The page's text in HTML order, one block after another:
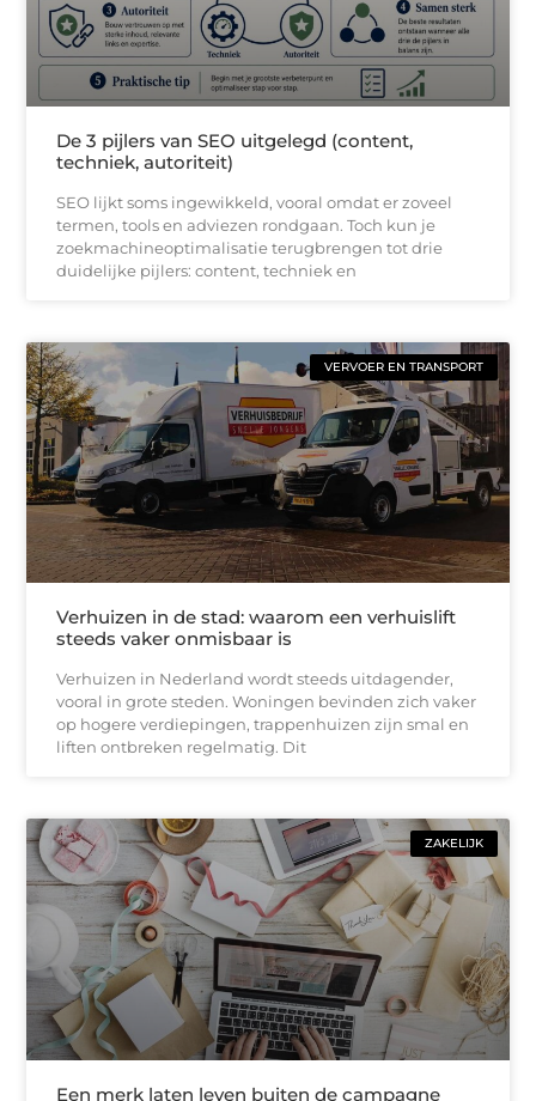
De 3 pijlers van SEO uitgelegd (content,
techniek, autoriteit)
SEO lijkt soms ingewikkeld, vooral omdat er zoveel
termen, tools en adviezen rondgaan. Toch kun je
zoekmachineoptimalisatie terugbrengen tot drie
duidelijke pijlers: content, techniek en
VERVOER EN TRANSPORT
Verhuizen in de stad: waarom een verhuislift
steeds vaker onmisbaar is
Verhuizen in Nederland wordt steeds uitdagender,
vooral in grote steden. Woningen bevinden zich vaker
op hogere verdiepingen, trappenhuizen zijn smal en
liften ontbreken regelmatig. Dit
ZAKELIJK
Een merk laten leven buiten de campagne